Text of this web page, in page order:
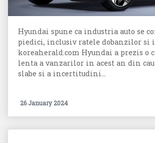
Hyundai spune ca industria auto se
piedici, inclusiv ratele dobanzilor si
koreaherald.com Hyundai a prezis o
lenta a vanzarilor in acest an din
slabe si a incertitudini...
26 January 2024